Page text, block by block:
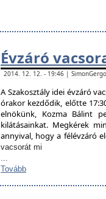
Évzáró
2014. 12. 12. - 19:46 |
A Szakosztály idei évzáró
órakor kezdődik, előtte
elnökünk, Kozma Bálint
kilátásainkat. Megkérek
annyival, hogy a félévzáró
vacsorát mi
...
Tovább